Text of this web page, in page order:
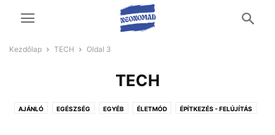
Kezdőlap TECH Oldal 3
TECH
AJÁNLÓ EGÉSZSÉG EGYÉB ÉLETMÓD ÉPÍTKEZÉS - FELÚJÍTÁS